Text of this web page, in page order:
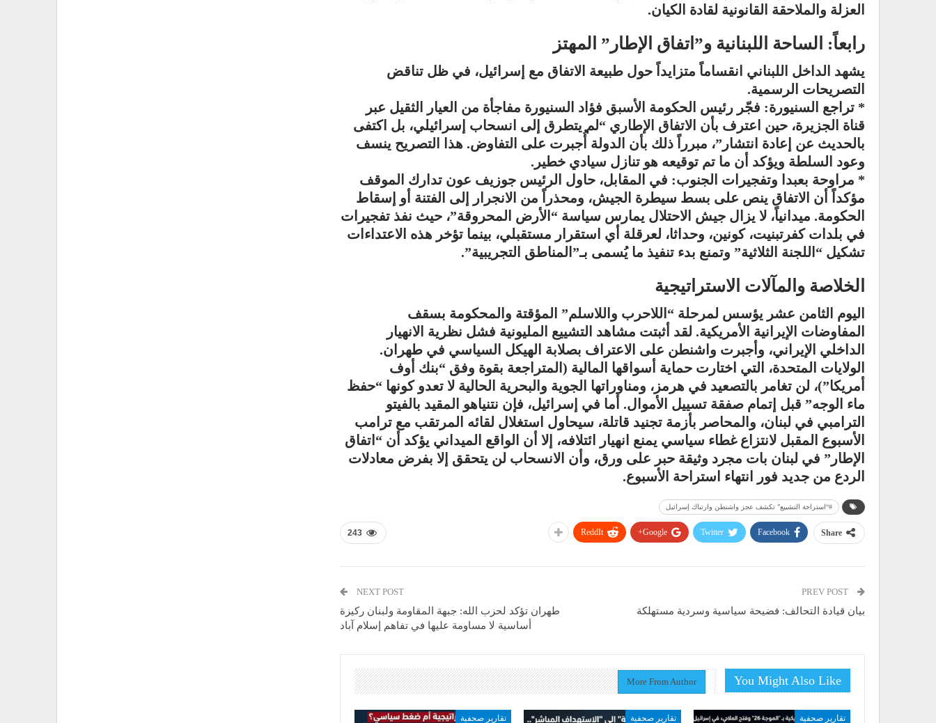
العزلة والملاحقة القانونية لقادة الكيان.
رابعاً: الساحة اللبنانية و”اتفاق الإطار” المهتز
يشهد الداخل اللبناني انقساماً متزايداً حول طبيعة الاتفاق مع إسرائيل، في ظل تناقض
التصريحات الرسمية.
* تراجع السنيورة: فجّر رئيس الحكومة الأسبق فؤاد السنيورة مفاجأة من العيار الثقيل عبر
قناة الجزيرة، حين اعترف بأن الاتفاق الإطاري “لم يتطرق إلى انسحاب إسرائيلي، بل اكتفى
بالحديث عن إعادة انتشار”، مبرراً ذلك بأن الدولة أُجبرت على التفاوض. هذا التصريح ينسف
وعود السلطة ويؤكد أن ما تم توقيعه هو تنازل سيادي خطير.
* مراوحة بعبدا وتفجيرات الجنوب: في المقابل، حاول الرئيس جوزيف عون تدارك الموقف
مؤكداً أن الاتفاق ينص على بسط سيطرة الجيش، ومحذراً من الانجرار إلى الفتنة أو إسقاط
الحكومة. ميدانياً، لا يزال جيش الاحتلال يمارس سياسة “الأرض المحروقة”، حيث نفذ تفجيرات
في بلدات كفرتبنيت، كونين، وحداثا، لعرقلة أي استقرار مستقبلي، بينما تؤخر هذه الاعتداءات
تشكيل “اللجنة الثلاثية” وتمنع بدء تنفيذ ما يُسمى بـ”المناطق التجريبية”.
الخلاصة والمآلات الاستراتيجية
اليوم الثامن عشر يؤسس لمرحلة “اللاحرب واللاسلم” المؤقتة والمحكومة بسقف
المفاوضات الإيرانية الأمريكية. لقد أثبتت مشاهد التشييع المليونية فشل نظرية الانهيار
الداخلي الإيراني، وأجبرت واشنطن على الاعتراف بصلابة الهيكل السياسي في طهران.
الولايات المتحدة، التي اختارت حماية أسواقها المالية (المتراجعة بقوة وفق “بنك أوف
أمريكا”)، لن تغامر بالتصعيد في هرمز، ومناوراتها الجوية والبحرية الحالية لا تعدو كونها “حفظ
ماء الوجه” قبل إتمام صفقة تسييل الأموال. أما في إسرائيل، فإن نتنياهو المقيد بالفيتو
الترامبي في لبنان، والمحاصر بأزمة تجنيد قاتلة، سيحاول استغلال لقائه المرتقب مع ترامب
الأسبوع المقبل لانتزاع غطاء سياسي يمنع انهيار ائتلافه، إلا أن الواقع الميداني يؤكد أن “اتفاق
الإطار” في لبنان بات مجرد وثيقة حبر على ورق، وأن الانسحاب لن يتحقق إلا بفرض معادلات
الردع من جديد فور انتهاء استراحة الأسبوع.
#“استراحة التشييع” تكشف عجز واشنطن وارتباك إسرائيل
243 Share
Facebook
Twitter
Google+
ReddIt
بيان قيادة التحالف: فضيحة سياسية وسردية مستهلكة
NEXT POST
طهران تؤكد لحزب الله: جبهة المقاومة ولبنان ركيزة
أساسية لا مساومة عليها في تفاهم إسلام آباد
You Might Also Like
More From Author
تقارير صحفية تقارير صحفية تقارير صحفية